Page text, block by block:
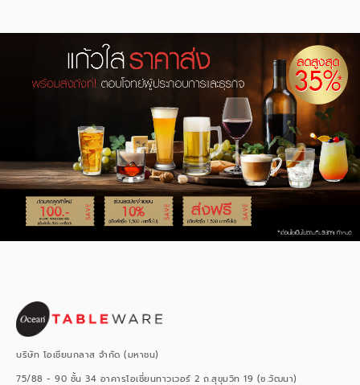
บริษัท โอเชียนกลาส จำกัด (มหาชน)
75/88 - 90 ชั้น 34 อาคารโอเชี่ยนทาวเวอร์ 2 ถ.สุขุมวิท 19 (ซ.วัฒนา)